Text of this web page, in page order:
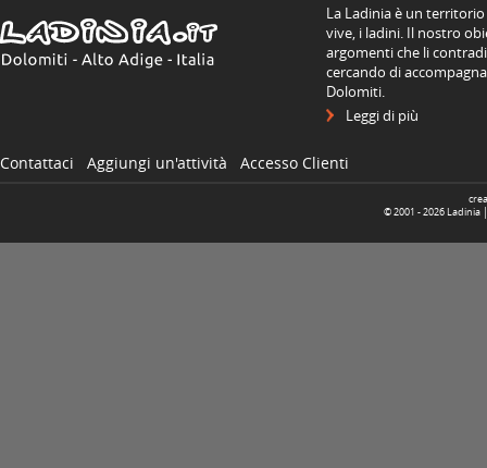
La Ladinia è un
vive, i ladini. Il nostro
argomenti che li
cercando di
Dolomiti.
Leggi di più
Contattaci Aggiungi un'attività Accesso Clienti
© 2001 -2026 Ladinia